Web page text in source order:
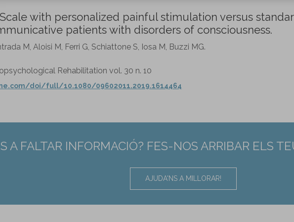
with personalized painful stimulation versus
patients with disorders of consciousness.
M, Aloisi M, Ferri G, Schiattone S, Iosa M, Buzzi MG.
Rehabilitation vol. 30 n. 10
doi/full/10.1080/09602011.2019.1614464
A FALTAR INFORMACIÓ? FES-NOS ARRIBAR ELS
AJUDA'NS A MILLORAR!